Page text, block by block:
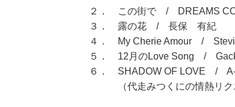
２． この街で / DREAMS
３． 露の花 / 長保 有紀
４． My Cherie Amour /
５． 12月のLove Song /
６． SHADOW OF LOVE / A-
（代走みつくにの情熱リクエ